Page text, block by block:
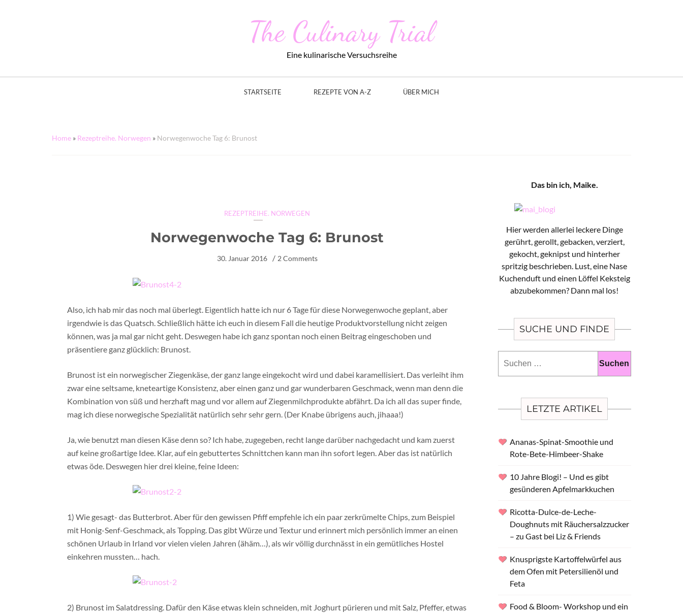
The Culinary Trial
Eine kulinarische Versuchsreihe
STARTSEITE REZEPTE VON A-Z ÜBER MICH
Home » Rezeptreihe. Norwegen » Norwegenwoche Tag 6: Brunost
REZEPTREIHE. NORWEGEN
Norwegenwoche Tag 6: Brunost
30. Januar 2016 2 Comments
Also, ich hab mir das noch mal überlegt. Eigentlich hatte ich nur 6 Tage für diese Norwegenwoche geplant, aber
irgendwie is das Quatsch. Schließlich hätte ich euch in diesem Fall die heutige Produktvorstellung nicht zeigen
können, was ja mal gar nicht geht. Deswegen habe ich ganz spontan noch einen Beitrag eingeschoben und
präsentiere ganz glücklich: Brunost.
Brunost ist ein norwegischer Ziegenkäse, der ganz lange eingekocht wird und dabei karamellisiert. Das verleiht ihm
zwar eine seltsame, kneteartige Konsistenz, aber einen ganz und gar wunderbaren Geschmack, wenn man denn die
Kombination von süß und herzhaft mag und vor allem auf Ziegenmilchprodukte abfährt. Da ich all das super finde,
mag ich diese norwegische Spezialität natürlich sehr sehr gern. (Der Knabe übrigens auch, jihaaa!)
Ja, wie benutzt man diesen Käse denn so? Ich habe, zugegeben, recht lange darüber nachgedacht und kam zuerst
auf keine großartige Idee. Klar, auf ein gebuttertes Schnittchen kann man ihn sofort legen. Aber das ist natürlich
etwas öde. Deswegen hier drei kleine, feine Ideen:
1) Wie gesagt- das Butterbrot. Aber für den gewissen Pfiff empfehle ich ein paar zerkrümelte Chips, zum Beispiel
mit Honig-Senf-Geschmack, als Topping. Das gibt Würze und Textur und erinnert mich persönlich immer an einen
schönen Urlaub in Irland vor vielen vielen Jahren (ähäm…), als wir völlig durchnässt in ein gemütliches Hostel
einkehren mussten… hach.
2) Brunost im Salatdressing. Dafür den Käse etwas klein schneiden, mit Joghurt pürieren und mit Salz, Pfeffer, etwas
Das bin ich, Maike.
Hier werden allerlei leckere Dinge
gerührt, gerollt, gebacken, verziert,
gekocht, geknipst und hinterher
spritzig beschrieben. Lust, eine Nase
Kuchenduft und einen Löffel Keksteig
abzubekommen? Dann mal los!
SUCHE UND FINDE
nach:
LETZTE ARTIKEL
Ananas-Spinat-Smoothie und
Rote-Bete-Himbeer-Shake
10 Jahre Blogi! – Und es gibt
gesünderen Apfelmarkkuchen
Ricotta-Dulce-de-Leche-
Doughnuts mit Räuchersalzzucker
– zu Gast bei Liz & Friends
Knusprigste Kartoffelwürfel aus
dem Ofen mit Petersilienöl und
Feta
Food & Bloom- Workshop und ein